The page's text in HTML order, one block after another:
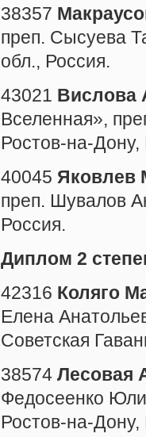
38357
преп. Сысуева
обл., Россия.
43021 Вислова
Вселенная»,
Ростов-на-Дону,
40045 Яковлев
преп. Шувалов
Россия.
Диплом 2
42316 Коляго
Елена
Советская
38574 Лесовая
Федосеенко
Ростов-на-Дону,